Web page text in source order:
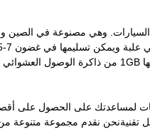
لمساعدتك على الحصول على
نقدم مجموعة متنوعة